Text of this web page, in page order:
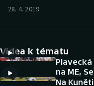
Cyklistika
DALŠÍ SPORTY
28. 4. 2019
Videa k tématu
na ME,
Na